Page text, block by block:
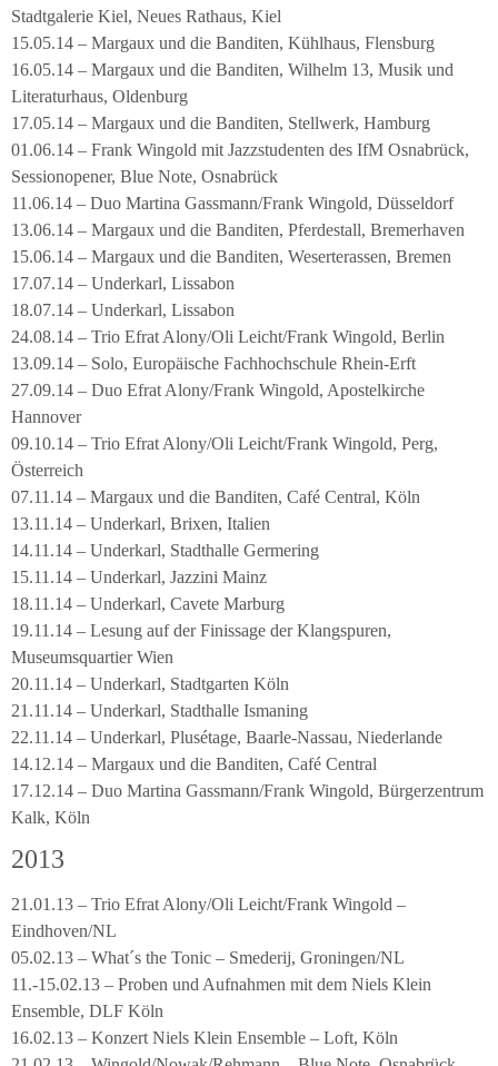
Stadtgalerie Kiel, Neues Rathaus, Kiel
15.05.14 – Margaux und die Banditen, Kühlhaus, Flensburg
16.05.14 – Margaux und die Banditen, Wilhelm 13, Musik und
Literaturhaus, Oldenburg
17.05.14 – Margaux und die Banditen, Stellwerk, Hamburg
01.06.14 – Frank Wingold mit Jazzstudenten des IfM Osnabrück,
Sessionopener, Blue Note, Osnabrück
11.06.14 – Duo Martina Gassmann/Frank Wingold, Düsseldorf
13.06.14 – Margaux und die Banditen, Pferdestall, Bremerhaven
15.06.14 – Margaux und die Banditen, Weserterassen, Bremen
17.07.14 – Underkarl, Lissabon
18.07.14 – Underkarl, Lissabon
24.08.14 – Trio Efrat Alony/Oli Leicht/Frank Wingold, Berlin
13.09.14 – Solo, Europäische Fachhochschule Rhein-Erft
27.09.14 – Duo Efrat Alony/Frank Wingold, Apostelkirche
Hannover
09.10.14 – Trio Efrat Alony/Oli Leicht/Frank Wingold, Perg,
Österreich
07.11.14 – Margaux und die Banditen, Café Central, Köln
13.11.14 – Underkarl, Brixen, Italien
14.11.14 – Underkarl, Stadthalle Germering
15.11.14 – Underkarl, Jazzini Mainz
18.11.14 – Underkarl, Cavete Marburg
19.11.14 – Lesung auf der Finissage der Klangspuren,
Museumsquartier Wien
20.11.14 – Underkarl, Stadtgarten Köln
21.11.14 – Underkarl, Stadthalle Ismaning
22.11.14 – Underkarl, Plusétage, Baarle-Nassau, Niederlande
14.12.14 – Margaux und die Banditen, Café Central
17.12.14 – Duo Martina Gassmann/Frank Wingold, Bürgerzentrum
Kalk, Köln
2013
21.01.13 – Trio Efrat Alony/Oli Leicht/Frank Wingold –
Eindhoven/NL
05.02.13 – What´s the Tonic – Smederij, Groningen/NL
11.-15.02.13 – Proben und Aufnahmen mit dem Niels Klein
Ensemble, DLF Köln
16.02.13 – Konzert Niels Klein Ensemble – Loft, Köln